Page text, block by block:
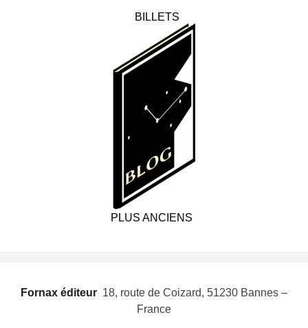
BILLETS
PLUS ANCIENS
Fornax éditeur  18, route de Coizard, 51230 Bannes –
France